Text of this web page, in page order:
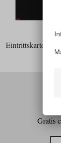
Eintrittskarte zu
Gratis